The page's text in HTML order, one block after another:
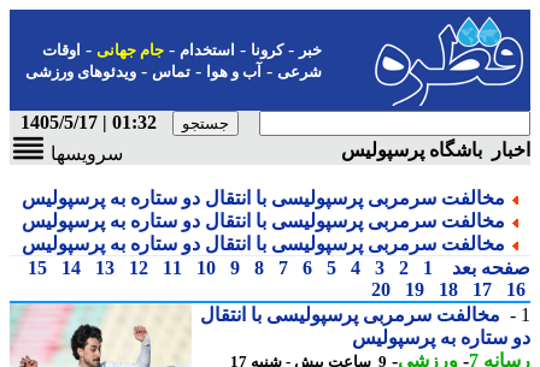
-کرونا-استخدام- جام جهانی-اوقات
شرعی-آب و هوا-تماس-ویدئوهای ورزشی
01:32 | 1405/5/17
باشگاه پرسپولیس
سرویسها
مخالفت سرمربی پرسپولیسی با انتقال دو ستاره به پرسپولیس
مخالفت سرمربی پرسپولیسی با انتقال دو ستاره به پرسپولیس
مخالفت سرمربی پرسپولیسی با انتقال دو ستاره به پرسپولیس
بعد
1
2
3
4
5
6
7
8
9
10
11
12
13
14
15
17
18
19
20
مخالفت سرمربی پرسپولیسی با انتقال
ستاره به پرسپولیس
7
-ورزشی-
9 ساعت پیش - شنبه 17